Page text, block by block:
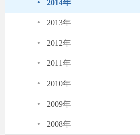
2014年
· 2013年
· 2012年
· 2011年
· 2010年
· 2009年
· 2008年